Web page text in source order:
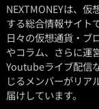
NEXTMONEYは、
する総合情報サイトで
日々の仮想通貨・ブ
やコラム、さらに運
Youtubeライブ配信
じるメンバーがリア
届けしています。